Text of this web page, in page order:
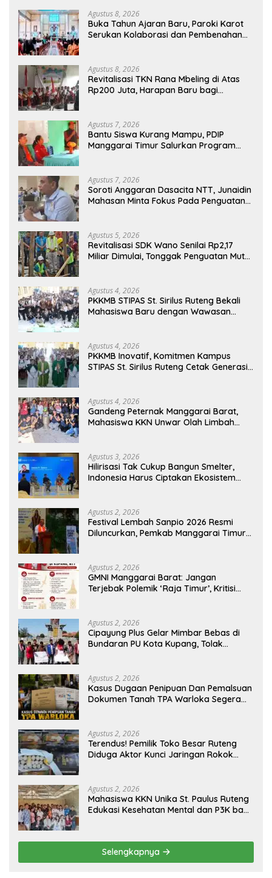
Agustus 8, 2026
Buka Tahun Ajaran Baru, Paroki Karot
Serukan Kolaborasi dan Pembenahan
Agustus 8, 2026
Revitalisasi TKN Rana Mbeling di Atas
Rp200 Juta, Harapan Baru bagi
Agustus 7, 2026
Bantu Siswa Kurang Mampu, PDIP
Manggarai Timur Salurkan Program
Agustus 7, 2026
Soroti Anggaran Dasacita NTT, Junaidin
Mahasan Minta Fokus Pada Penguatan
Agustus 5, 2026
Revitalisasi SDK Wano Senilai Rp2,17
Miliar Dimulai, Tonggak Penguatan Mutu
Agustus 4, 2026
PKKMB STIPAS St. Sirilus Ruteng Bekali
Mahasiswa Baru dengan Wawasan
Agustus 4, 2026
PKKMB Inovatif, Komitmen Kampus
STIPAS St. Sirilus Ruteng Cetak Generasi
Agustus 4, 2026
Gandeng Peternak Manggarai Barat,
Mahasiswa KKN Unwar Olah Limbah
Agustus 3, 2026
Hilirisasi Tak Cukup Bangun Smelter,
Indonesia Harus Ciptakan Ekosistem
Agustus 2, 2026
Festival Lembah Sanpio 2026 Resmi
Diluncurkan, Pemkab Manggarai Timur
Agustus 2, 2026
GMNI Manggarai Barat: Jangan
Terjebak Polemik ‘Raja Timur’, Kritisi
Agustus 2, 2026
Cipayung Plus Gelar Mimbar Bebas di
Bundaran PU Kota Kupang, Tolak
Agustus 2, 2026
Kasus Dugaan Penipuan Dan Pemalsuan
Dokumen Tanah TPA Warloka Segera
Memasuki Fase Krusial
Agustus 2, 2026
Terendus! Pemilik Toko Besar Ruteng
Diduga Aktor Kunci Jaringan Rokok
Agustus 2, 2026
Mahasiswa KKN Unika St. Paulus Ruteng
Edukasi Kesehatan Mental dan P3K bagi
Selengkapnya